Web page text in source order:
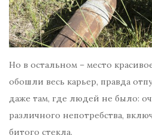
Но в остальном – место
обошли весь карьер, правда
даже там, где людей не было:
различного непотребства,
битого стекла.